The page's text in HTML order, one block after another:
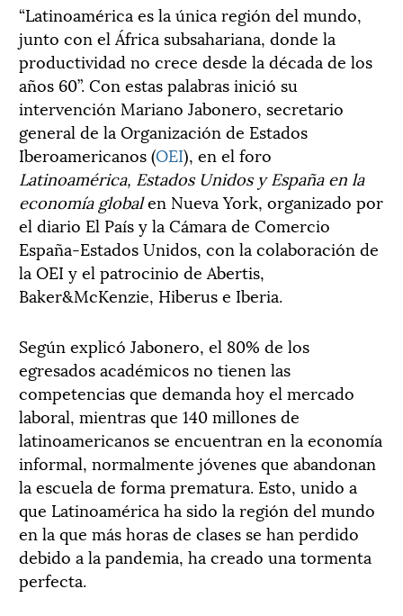
“Latinoamérica es la única región del mundo,
junto con el África subsahariana, donde la
productividad no crece desde la década de los
años 60”. Con estas palabras inició su
intervención Mariano Jabonero, secretario
general de la Organización de Estados
Iberoamericanos (OEI), en el foro
Latinoamérica, Estados Unidos y España en la
economía globalen Nueva York, organizado por
el diario El País y la Cámara de Comercio
España-Estados Unidos, con la colaboración de
la OEI y el patrocinio de Abertis,
Baker&McKenzie, Hiberus e Iberia.
Según explicó Jabonero, el 80% de los
egresados académicos no tienen las
competencias que demanda hoy el mercado
laboral, mientras que 140 millones de
latinoamericanos se encuentran en la economía
informal, normalmente jóvenes que abandonan
la escuela de forma prematura. Esto, unido a
que Latinoamérica ha sido la región del mundo
en la que más horas de clases se han perdido
debido a la pandemia, ha creado una tormenta
perfecta.